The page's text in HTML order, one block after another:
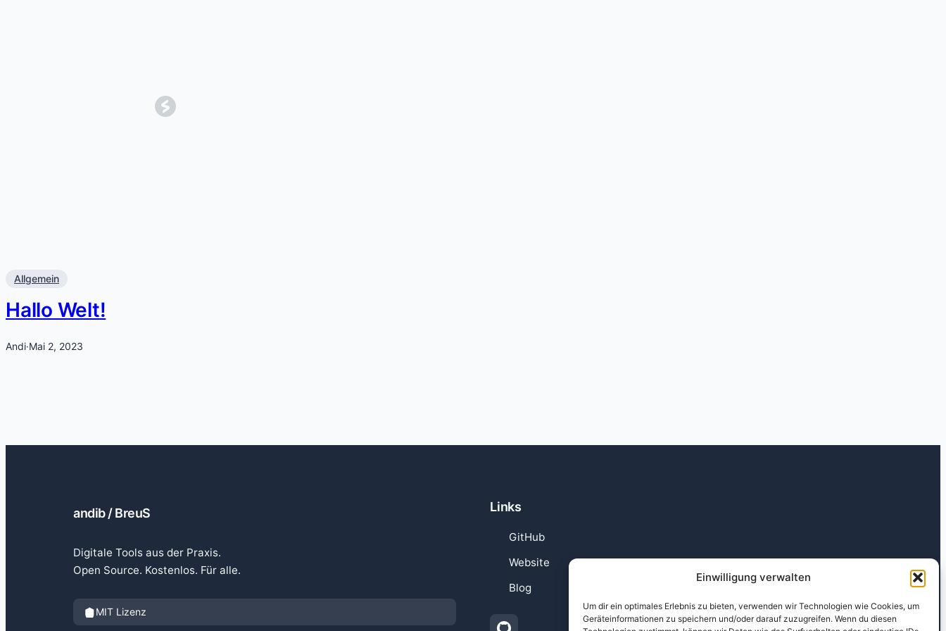
Einwilligung verwalten
Um dir ein optimales Erlebnis zu bieten, verwenden wir Technologien wie Cookies, um
Geräteinformationen zu speichern und/oder darauf zuzugreifen. Wenn du diesen
Allgemein
Hallo Welt!
Andi·Mai 2, 2023
andib / BreuS
Digitale Tools aus der Praxis.
Open Source. Kostenlos. Für alle.
MIT Lizenz
Links
GitHub(öffnet in neuem Tab)
Website
Blog